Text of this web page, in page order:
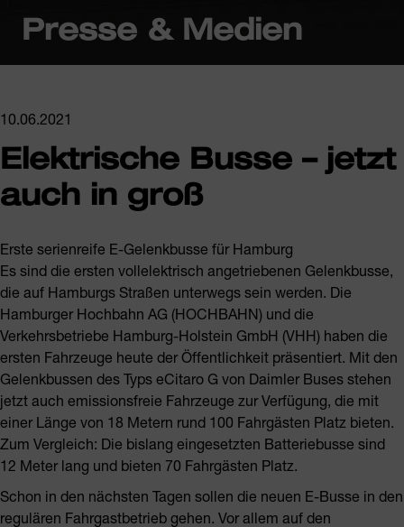
Presse & Medien
10.06.2021
Elektrische Busse – jetzt
auch in groß
Erste serienreife E-Gelenkbusse für Hamburg
Es sind die ersten vollelektrisch angetriebenen Gelenkbusse,
die auf Hamburgs Straßen unterwegs sein werden. Die
Hamburger Hochbahn AG (HOCHBAHN) und die
Verkehrsbetriebe Hamburg-Holstein GmbH (VHH) haben die
ersten Fahrzeuge heute der Öffentlichkeit präsentiert. Mit den
Gelenkbussen des Typs eCitaro G von Daimler Buses stehen
jetzt auch emissionsfreie Fahrzeuge zur Verfügung, die mit
einer Länge von 18 Metern rund 100 Fahrgästen Platz bieten.
Zum Vergleich: Die bislang eingesetzten Batteriebusse sind
12 Meter lang und bieten 70 Fahrgästen Platz.
Schon in den nächsten Tagen sollen die neuen E-Busse in den
regulären Fahrgastbetrieb gehen. Vor allem auf den